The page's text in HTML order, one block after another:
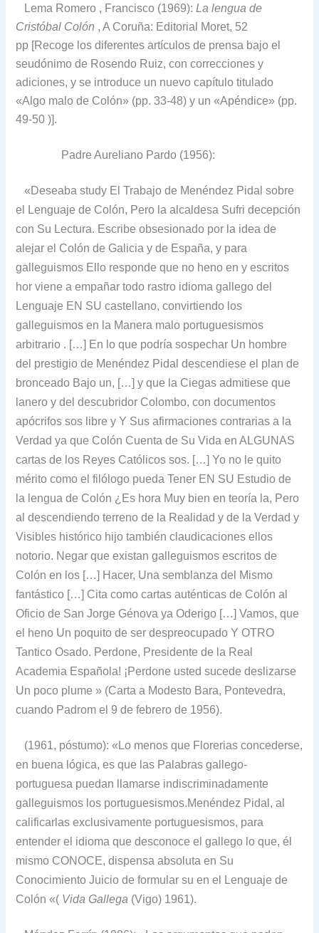
Lema Romero , Francisco (1969):La lengua de
Cristóbal Colón , A Coruña: Editorial Moret, 52
pp [Recoge los diferentes artículos de prensa bajo el
seudónimo de Rosendo Ruiz, con correcciones y
adiciones, y se introduce un nuevo capítulo titulado
«Algo malo de Colón» (pp. 33-48) y un «Apéndice» (pp.
49-50 )].
Padre Aureliano Pardo (1956):
«Deseaba study El Trabajo de Menéndez Pidal sobre
el Lenguaje de Colón, Pero la alcaldesa Sufri decepción
con Su Lectura. Escribe obsesionado por la idea de
alejar el Colón de Galicia y de España, y para
galleguismos Ello responde que no heno en y escritos
hor viene a empañar todo rastro idioma gallego del
Lenguaje EN SU castellano, convirtiendo los
galleguismos en la Manera malo portuguesismos
arbitrario . […] En lo que podría sospechar Un hombre
del prestigio de Menéndez Pidal descendiese el plan de
bronceado Bajo un, […] y que la Ciegas admitiese que
lanero y del descubridor Colombo, con documentos
apócrifos sos libre y Y Sus afirmaciones contrarias a la
Verdad ya que Colón Cuenta de Su Vida en ALGUNAS
cartas de los Reyes Católicos sos. […] Yo no le quito
mérito como el filólogo pueda Tener EN SU Estudio de
la lengua de Colón ¿Es hora Muy bien en teoría la, Pero
al descendiendo terreno de la Realidad y de la Verdad y
Visibles histórico hijo también claudicaciones ellos
notorio. Negar que existan galleguismos escritos de
Colón en los […] Hacer, Una semblanza del Mismo
fantástico […] Cita como cartas auténticas de Colón al
Oficio de San Jorge Génova ya Oderigo […] Vamos, que
el heno Un poquito de ser despreocupado Y OTRO
Tantico Osado. Perdone, Presidente de la Real
Academia Española! ¡Perdone usted sucede deslizarse
Un poco plume » (Carta a Modesto Bara, Pontevedra,
cuando Padrom el 9 de febrero de 1956).
(1961, póstumo): «Lo menos que Florerias concederse,
en buena lógica, es que las Palabras gallego-
portuguesa puedan llamarse indiscriminadamente
galleguismos los portuguesismos.Menéndez Pidal, al
calificarlas exclusivamente portuguesismos, para
entender el idioma que desconoce el gallego lo que, él
mismo CONOCE, dispensa absoluta en Su
Conocimiento Juicio de formular su en el Lenguaje de
Colón «( Vida Gallega (Vigo) 1961).